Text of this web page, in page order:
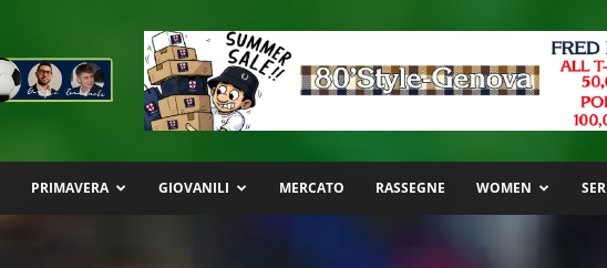
PRIMAVERA GIOVANILI MERCATO RASSEGNE WOMEN